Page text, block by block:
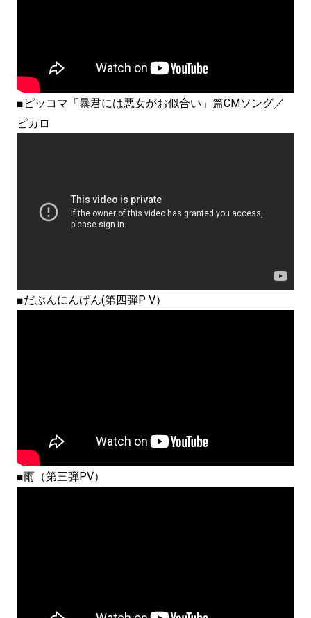
■ピッコマ「暴君には悪女がお似合い」篇CMソング／
ピカロ
■だぶんにんげん(第四弾P V）
■雨（第三弾PV）